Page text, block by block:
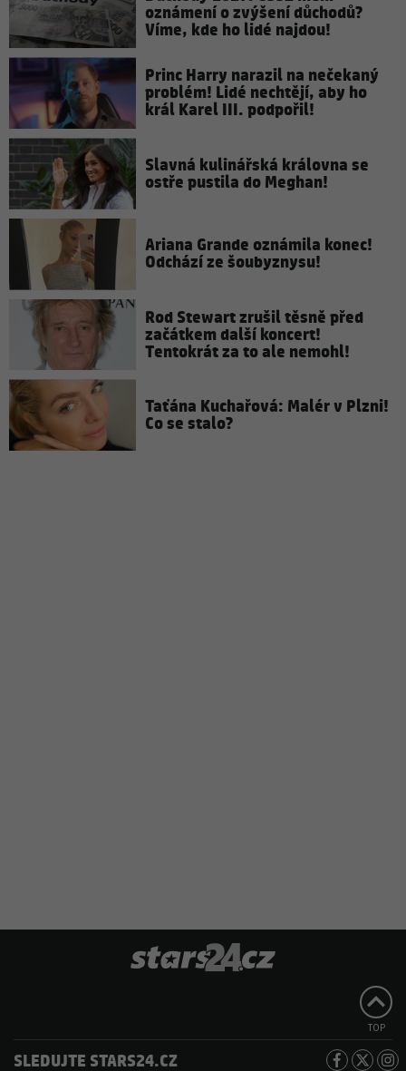
oznámení o zvýšení důchodů?
Víme, kde ho lidé najdou!
Princ Harry narazil na nečekaný
problém! Lidé nechtějí, aby ho
král Karel III. podpořil!
Slavná kulinářská královna se
ostře pustila do Meghan!
Ariana Grande oznámila konec!
Odchází ze šoubyznysu!
Rod Stewart zrušil těsně před
začátkem další koncert!
Tentokrát za to ale nemohl!
Taťána Kuchařová: Malér v Plzni!
Co se stalo?
TOP
SLEDUJTE STARS24.CZ